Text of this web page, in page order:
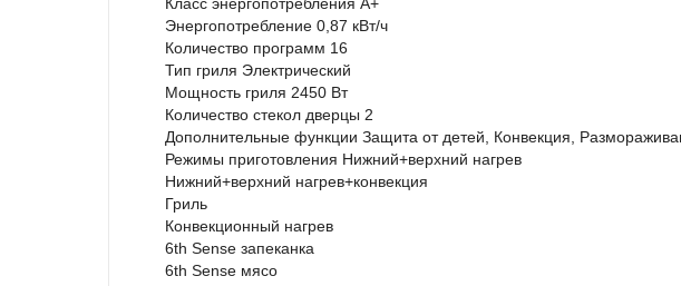
Энергопотребление 0,87 кВт/ч
Количество программ 16
Тип гриля Электрический
Мощность гриля 2450 Вт
Количество стекол дверцы 2
Дополнительные функции Защита от детей, Конвекция,
Режимы приготовления Нижний+верхний нагрев
Нижний+верхний нагрев+конвекция
Гриль
Конвекционный нагрев
6th Sense запеканка
6th Sense мясо